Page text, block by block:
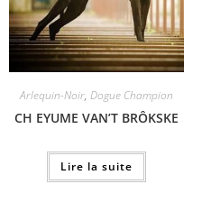
Arlequin-Noir, Dogue Champion
CH EYUME VAN’T BRÔKSKE
Lire la suite